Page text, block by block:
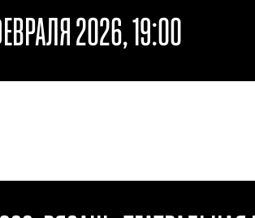
2026, 19:00